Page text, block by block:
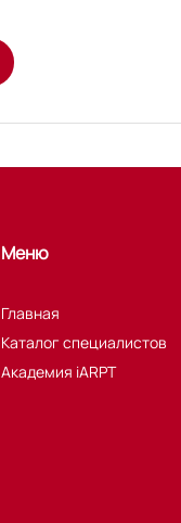
Меню
Главная
Каталог специалистов
Академия iARPT